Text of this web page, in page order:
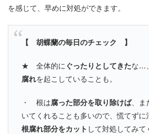
を感じて、早めに対処ができます。
【 胡蝶蘭の毎日のチェック 】
★ 全体的に ぐったりとしてきたな…
腐れを起こしていることも。
・ 根は腐った部分を取り除けば、ま
いてくれることも多いので、慌てずに
根腐れ部分をカット して対処してみて